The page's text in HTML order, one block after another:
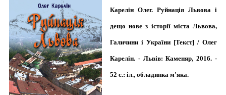
Карелін Олег. Руйнація Львова і
дещо нове з історії міста Львова,
Галичини і України [Текст] / Олег
Карелін. - Львів: Каменяр, 2016. -
52 с.: іл., обладинка м'яка.